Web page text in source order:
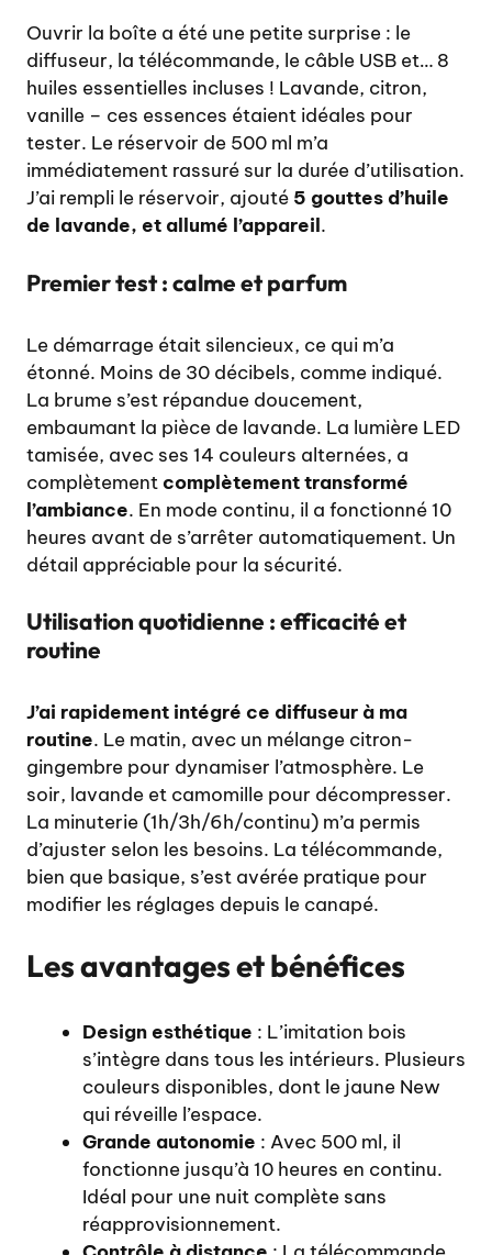
Ouvrir la boîte a été une petite surprise : le
diffuseur, la télécommande, le câble USB et… 8
huiles essentielles incluses ! Lavande, citron,
vanille – ces essences étaient idéales pour
tester. Le réservoir de 500 ml m’a
immédiatement rassuré sur la durée d’utilisation.
J’ai rempli le réservoir, ajouté 5 gouttes d’huile
de lavande, et allumé l’appareil.
Premier test : calme et parfum
Le démarrage était silencieux, ce qui m’a
étonné. Moins de 30 décibels, comme indiqué.
La brume s’est répandue doucement,
embaumant la pièce de lavande. La lumière LED
tamisée, avec ses 14 couleurs alternées, a
complètementcomplètement transformé
l’ambiance. En mode continu, il a fonctionné 10
heures avant de s’arrêter automatiquement. Un
détail appréciable pour la sécurité.
Utilisation quotidienne : efficacité et
routine
J’ai rapidement intégré ce diffuseur à ma
routine. Le matin, avec un mélange citron-
gingembre pour dynamiser l’atmosphère. Le
soir, lavande et camomille pour décompresser.
La minuterie (1h/3h/6h/continu) m’a permis
d’ajuster selon les besoins. La télécommande,
bien que basique, s’est avérée pratique pour
modifier les réglages depuis le canapé.
Les avantages et bénéfices
Design esthétique : L’imitation bois
s’intègre dans tous les intérieurs. Plusieurs
couleurs disponibles, dont le jaune New
qui réveille l’espace.
Grande autonomie : Avec 500 ml, il
fonctionne jusqu’à 10 heures en continu.
Idéal pour une nuit complète sans
réapprovisionnement.